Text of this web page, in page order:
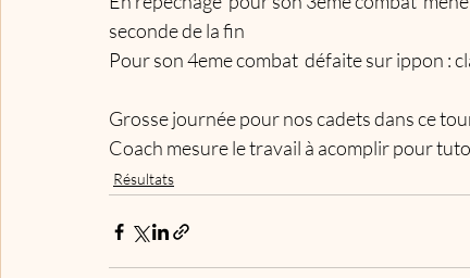
seconde de la fin
Pour son 4eme combat  défaite sur ippon :
Grosse journée pour nos cadets dans ce
Coach mesure le travail à acomplir pour
Résultats